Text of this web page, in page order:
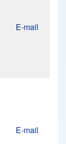
E-mail
E-mail